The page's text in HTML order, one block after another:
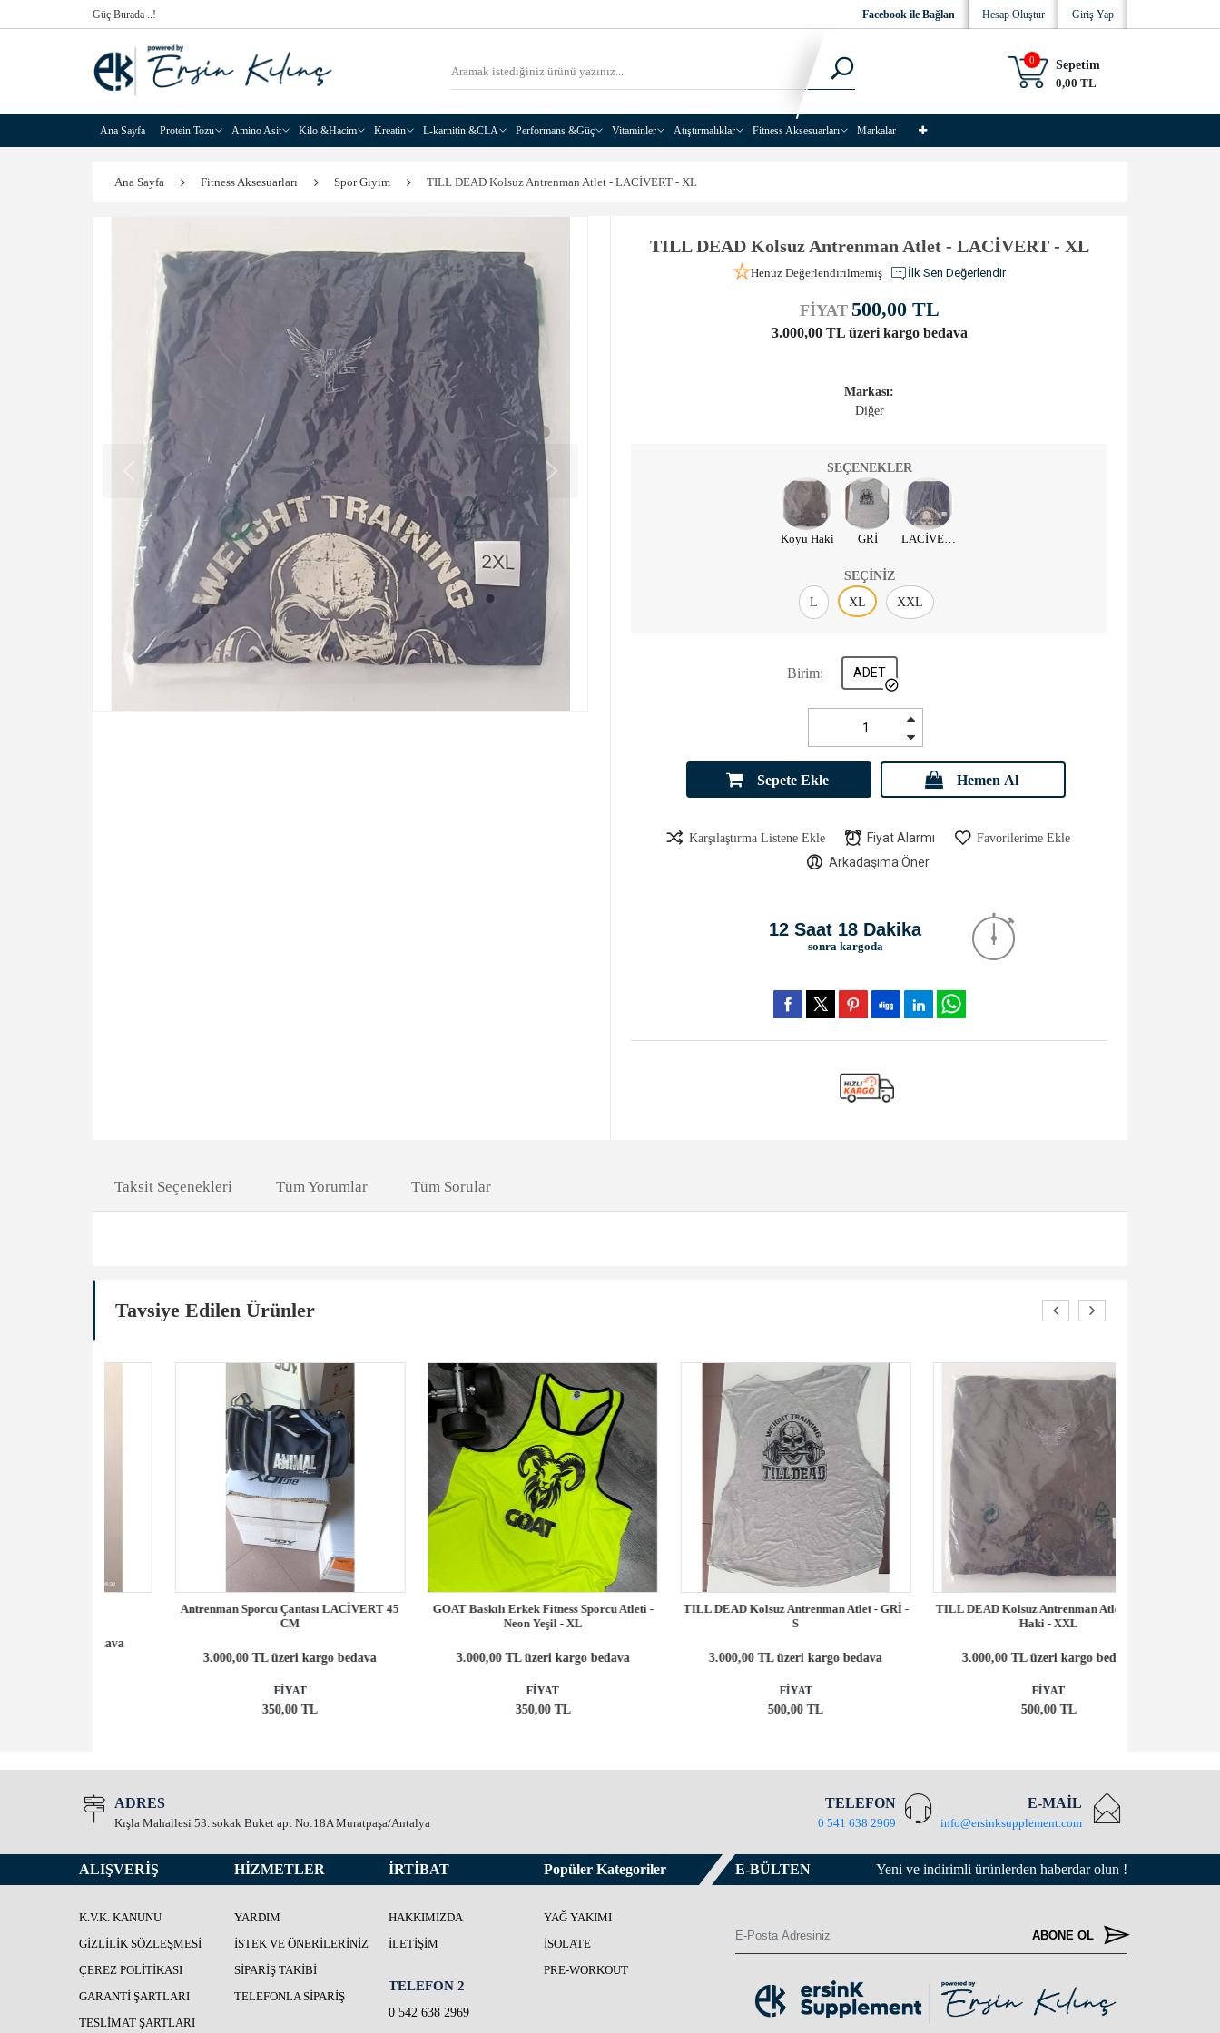
Güç Burada ..! Giriş Yap
Hesap Oluştur
Facebook ile Bağlan
0
Sepetim
0,00 TL
Ana Sayfa Protein Tozu Amino Asit Kilo &Hacim Kreatin L-karnitin &CLA Performans &Güç Vitaminler Atıştırmalıklar Fitness Aksesuarları Markalar
Ana Sayfa Fitness Aksesuarları Spor Giyim TILL DEAD Kolsuz Antrenman Atlet - LACİVERT - XL
TILL DEAD Kolsuz Antrenman Atlet - LACİVERT - XL
Henüz Değerlendirilmemiş İlk Sen Değerlendir
FİYAT 500,00 TL
3.000,00 TL üzeri kargo bedava
Markası:
Diğer
SEÇENEKLER
Koyu Haki GRİ LACİVERT
SEÇINIZ
L
XL XXL
Birim: ADET
Sepete Ekle Hemen Al
Karşılaştırma Listene Ekle Fiyat Alarmı Favorilerime Ekle
Arkadaşıma Öner
12 Saat 18 Dakika
sonra kargoda
Taksit Seçenekleri Tüm Yorumlar Tüm Sorular
Tavsiye Edilen Ürünler
Antrenman Sporcu Çantası LACİVERT 45
3.000,00 TL üzeri kargo bedava
GOAT Baskılı Erkek Fitness Sporcu Atleti -
Neon Yeşil - XL
3.000,00 TL üzeri kargo bedava
TILL DEAD Kolsuz Antrenman Atlet - GRİ -
3.000,00 TL üzeri kargo bedava
TILL DEAD Kolsuz Antrenman Atlet - Koyu
3.000,00 TL üzeri kargo bedava
ADRES
Kışla Mahallesi 53. sokak Buket apt No:18A Muratpaşa/Antalya
ALIŞVERİŞ
K.V.K. KANUNU
GIZLILIK SÖZLEŞMESI
ÇEREZ POLITIKASI
GARANTI ŞARTLARI
TESLIMAT ŞARTLARI
HİZMETLER
YARDIM
İSTEK VE ÖNERILERINIZ
SIPARIŞ TAKIBI
TELEFONLA SIPARIŞ
İRTİBAT
HAKKIMIZDA
İLETIŞIM
TELEFON 2
0 542 638 2969
Popüler Kategoriler
YAĞ YAKIMI
İSOLATE
PRE-WORKOUT
E-MAİL
info@ersinksupplement.com
TELEFON
0 541 638 2969
E-BÜLTEN Yeni ve indirimli ürünlerden haberdar olun !
ABONE OL